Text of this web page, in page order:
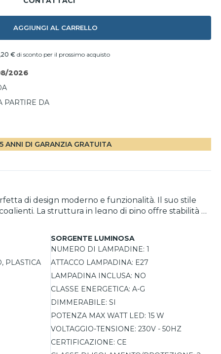
AGGIUNGI AL CARRELLO
€ di sconto per il prossimo acquisto
2026
PARTIRE DA
5 ANNI DI GARANZIA GRATUITA
di design moderno e funzionalità. Il suo stile
La struttura in legno di pino offre stabilità e
intime in soggiorni o studi. La lampada è
alle esigenze. Con una protezione IP20, è adatta
PLASTICA
SORGENTE LUMINOSA
NUMERO DI LAMPADINE: 1
ATTACCO LAMPADINA: E27
LAMPADINA INCLUSA: NO
CLASSE ENERGETICA: A-G
DIMMERABILE: SI
POTENZA MAX WATT LED: 15 W
VOLTAGGIO-TENSIONE: 230V - 50HZ
CERTIFICAZIONE: CE